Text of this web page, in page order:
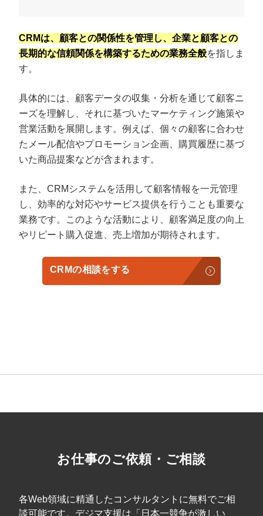
プロに無料相談をする
StockSun株式会社 〒160-0023 東京都新宿区西新宿3丁目8番3号 新都心
CRMは、顧客との関係性を管理し、企業と顧客との
長期的な信頼関係を構築するための業務全般を指しま
す。
具体的には、顧客データの収集・分析を通じて顧客ニ
ーズを理解し、それに基づいたマーケティング施策や
営業活動を展開します。例えば、個々の顧客に合わせ
たメール配信やプロモーション企画、購買履歴に基づ
いた商品提案などが含まれます。
また、CRMシステムを活用して顧客情報を一元管理
し、効率的な対応やサービス提供を行うことも重要な
業務です。このような活動により、顧客満足度の向上
やリピート購入促進、売上増加が期待されます。
CRMの相談をする
お仕事のご依頼・ご相談
各Web領域に精通したコンサルタントに無料でご相
談可能です。デジマ支援は「日本一競争が激しい